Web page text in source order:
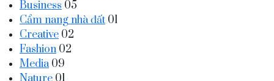
Business 05
Cẩm nang nhà đất 01
Creative 02
Fashion 02
Media 09